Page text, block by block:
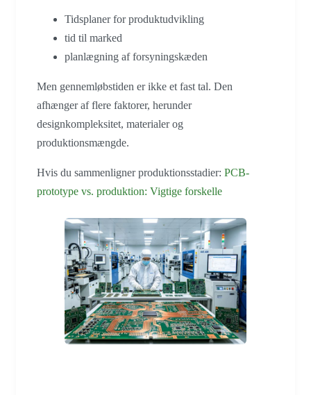
Tidsplaner for produktudvikling
tid til marked
planlægning af forsyningskæden
Men gennemløbstiden er ikke et fast tal. Den
afhænger af flere faktorer, herunder
designkompleksitet, materialer og
produktionsmængde.
Hvis du sammenligner produktionsstadier: PCB-
prototype vs. produktion: Vigtige forskelle